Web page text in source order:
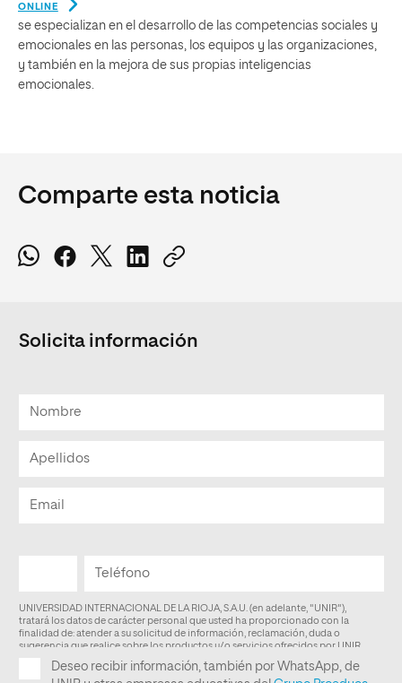
ONLINE
se especializan en el desarrollo de las competencias sociales y
emocionales en las personas, los equipos y las organizaciones,
y también en la mejora de sus propias inteligencias
emocionales.
Comparte esta noticia
Solicita información